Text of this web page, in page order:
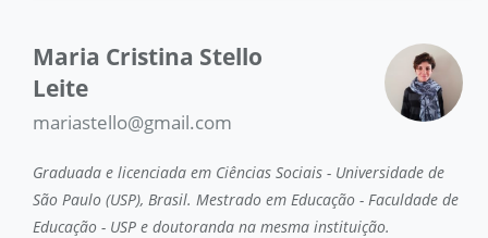
Maria Cristina Stello
Leite
mariastello@gmail.com
Graduada e licenciada em Ciências Sociais - Universidade de
São Paulo (USP), Brasil. Mestrado em Educação - Faculdade de
Educação - USP e doutoranda na mesma instituição.